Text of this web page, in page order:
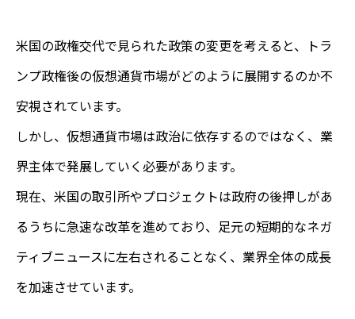
米国の政権交代で見られた政策の変更を考えると、トラ
ンプ政権後の仮想通貨市場がどのように展開するのか不
安視されています。
しかし、仮想通貨市場は政治に依存するのではなく、業
界主体で発展していく必要があります。
現在、米国の取引所やプロジェクトは政府の後押しがあ
るうちに急速な改革を進めており、足元の短期的なネガ
ティブニュースに左右されることなく、業界全体の成長
を加速させています。